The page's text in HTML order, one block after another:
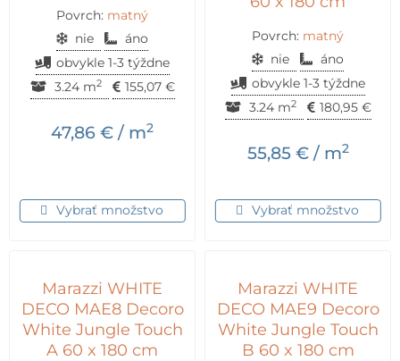
Povrch: matný
nie
áno
obvykle 1-3 týždne
3.24 m2 155,07 €
47,86 € / m2
Vybrať množstvo
Povrch: matný
nie
áno
obvykle 1-3 týždne
3.24 m2 180,95 €
55,85 €/ m2
Vybrať množstvo
Marazzi WHITE
DECO MAE8 Decoro
White Jungle Touch
A 60 x 180 cm
Marazzi WHITE
DECO MAE9 Decoro
White Jungle Touch
B 60 x 180 cm